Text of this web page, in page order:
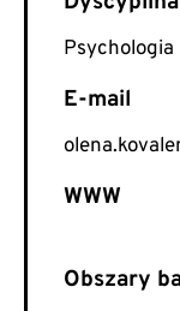
Psychologia
E-mail
WWW